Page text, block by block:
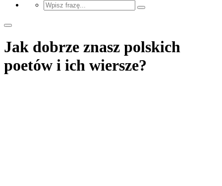
Jak dobrze znasz polskich
poetów i ich wiersze?